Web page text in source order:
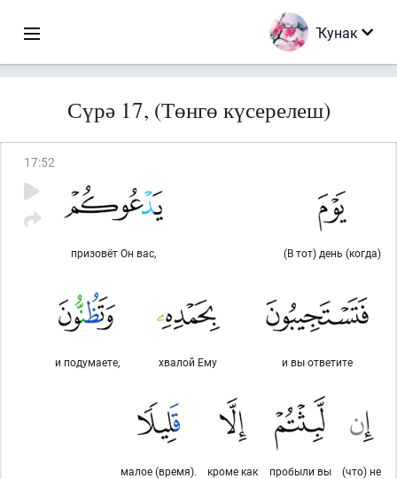
Ҡунак
Сүрә 17, (Төнгө күсерелеш)
17:52
(В тот) день (когда)
призовёт Он вас,
и вы ответите
хвалой Ему
и подумаете,
(что) не
пробыли вы
кроме как
малое (время).